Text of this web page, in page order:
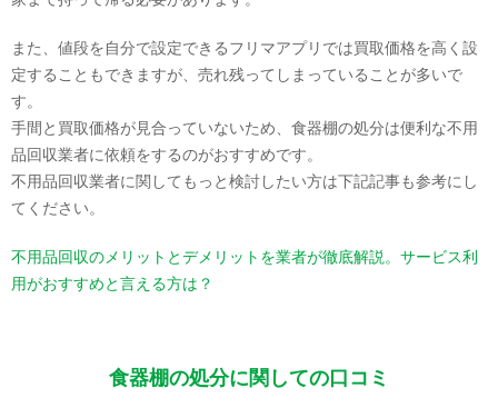
また、値段を自分で設定できるフリマアプリでは買取価格を高く設
定することもできますが、売れ残ってしまっていることが多いで
す。
手間と買取価格が見合っていないため、食器棚の処分は便利な不用
品回収業者に依頼をするのがおすすめです。
不用品回収業者に関してもっと検討したい方は下記記事も参考にし
てください。
不用品回収のメリットとデメリットを業者が徹底解説。サービス利
用がおすすめと言える方は？
食器棚の処分に関しての口コミ